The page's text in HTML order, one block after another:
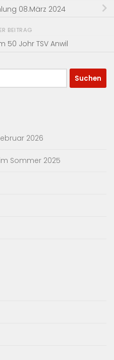
08.März 2024
BEITRAG
50 Johr TSV Anwil
2026
Sommer 2025